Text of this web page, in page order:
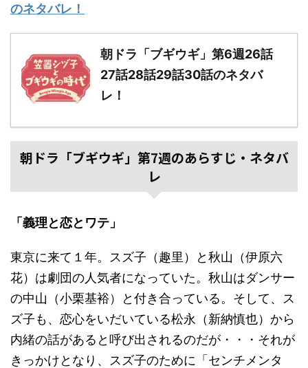
のネタバレ！
朝ドラ「ブギウギ」第6週26話
27話28話29話30話のネタバ
レ！
朝ドラ「ブギウギ」第7週のあらすじ・ネタバ
レ
「義理と恋とワテ」
東京に来て１年。スズ子（趣里）と秋山（伊原六
花）は劇団の人気者になっていた。秋山はダンサー
の中山（小栗基裕）と付き合っている。そして、ス
ズ子も、恋心をいだいている松永（新納慎也）から
内緒の話があると呼び出されるのだが・・・それが
きっかけとなり、スズ子のために「センチメンタ